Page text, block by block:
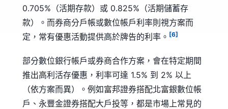
0.705%（活期存款）或 0.825%（活期儲蓄存
款）。而券商分戶帳或數位帳戶利率則視方案而
定，常有優惠活動提供高於牌告的利率。 [6]
部分數位銀行帳戶或券商合作方案，會在特定期間
推出高利活存優惠，利率可達 1.5% 到 2% 以上
（依方案而異）。例如富邦證券搭配北富銀數位帳
戶、永豐金證券搭配大戶投等，都是市場上常見的